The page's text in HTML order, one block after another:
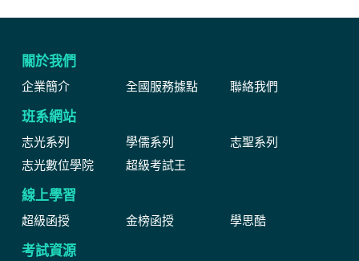
關於我們
企業簡介 全國服務據點 聯絡我們
班系網站
志光系列 學儒系列
志聖系列
志光數位學院
超級考試王
線上學習
超級函授 金榜函授 學思酷
考試資源